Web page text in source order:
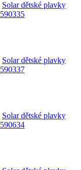
Solar dětské plavky
590335
Solar dětské plavky
590337
Solar dětské plavky
590634